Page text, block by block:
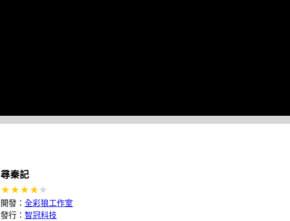
尋秦記
開發： 全彩狼工作室
發行： 智冠科技